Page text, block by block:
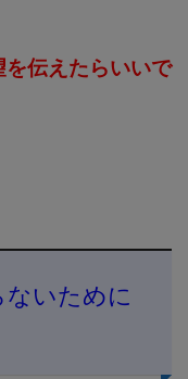
伝えたらいいで
ないために